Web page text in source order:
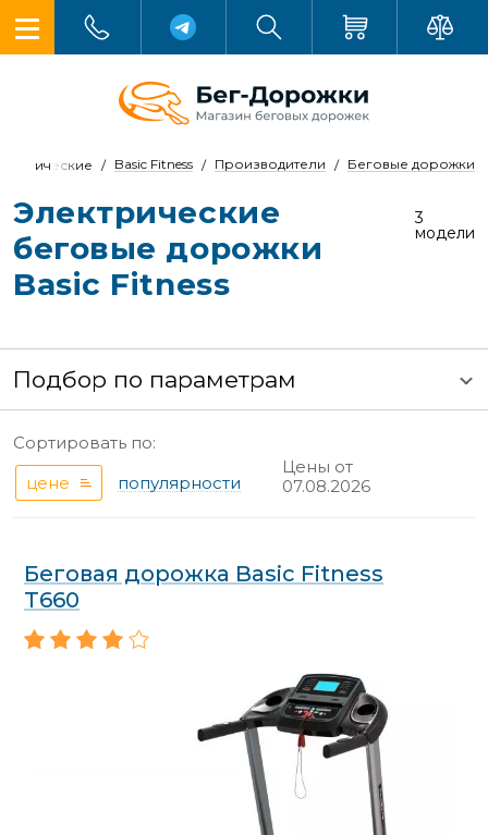
Беговые дорожки
Производители
Basic Fitness
Электрические
беговые дорожки
Basic Fitness
3
модели
Подбор по параметрам
Сортировать по:
цене
популярности
Цены от
07.08.2026
Беговая дорожка Basic Fitness
T660